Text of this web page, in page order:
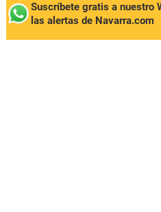
Suscríbete gratis a nuestro
las alertas de Navarra.com